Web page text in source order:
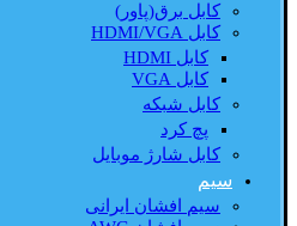
کابل برق(پاور)
کابل HDMI/VGA
کابل HDMI
کابل VGA
کابل شبکه
پچ کرد
کابل شارژ موبایل
سیم
سیم افشان ایرانی